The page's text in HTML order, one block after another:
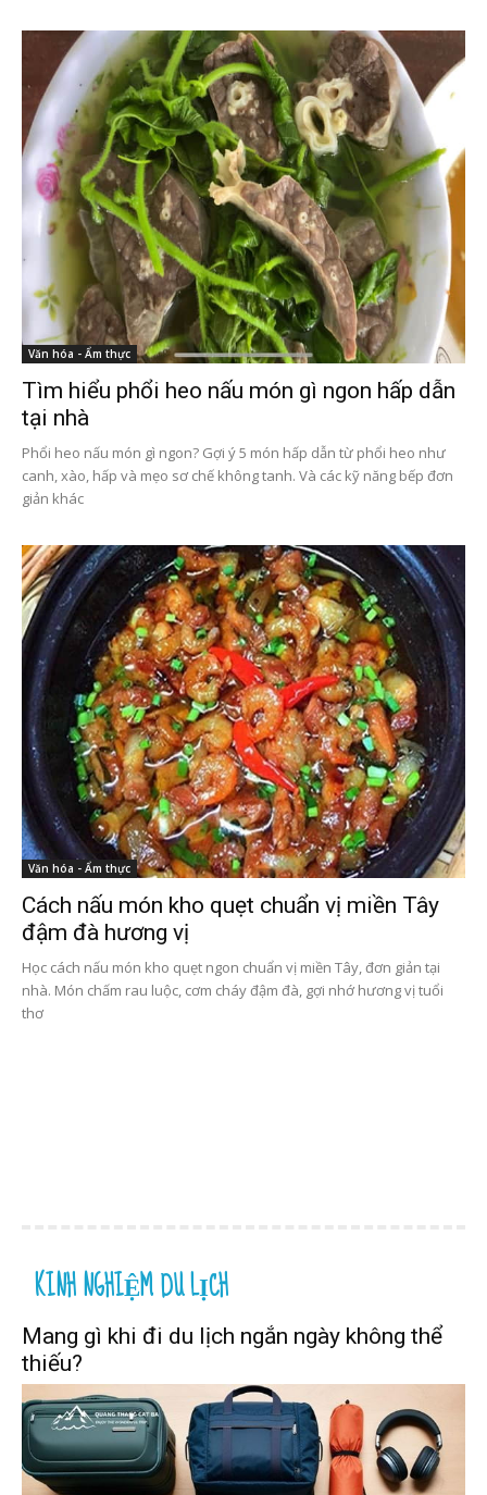
Văn hóa - Ẩm thực
Tìm hiểu phổi heo nấu món gì ngon hấp dẫn
tại nhà
Phổi heo nấu món gì ngon? Gợi ý 5 món hấp dẫn từ phổi heo như
canh, xào, hấp và mẹo sơ chế không tanh. Và các kỹ năng bếp đơn
giản khác
Văn hóa - Ẩm thực
Cách nấu món kho quẹt chuẩn vị miền Tây
đậm đà hương vị
Học cách nấu món kho quẹt ngon chuẩn vị miền Tây, đơn giản tại
nhà. Món chấm rau luộc, cơm cháy đậm đà, gợi nhớ hương vị tuổi
thơ
KINH NGHIỆM DU LỊCH
Mang gì khi đi du lịch ngắn ngày không thể
thiếu?